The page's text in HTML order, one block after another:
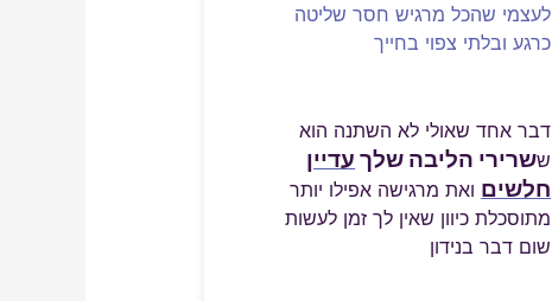
לעצמי שהכל מרגיש חסר שליטה
כרגע ובלתי צפוי בחייך
דבר אחד שאולי לא השתנה הוא
ששרירי הליבה שלך עדיין
חלשים ואת מרגישה אפילו יותר
מתוסכלת כיוון שאין לך זמן לעשות
שום דבר בנידון